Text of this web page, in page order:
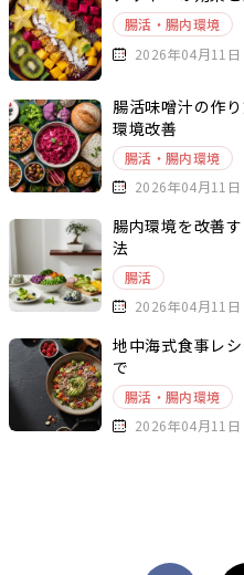
腸活・腸内環境
2026年04月11日
腸活味噌汁の作
環境改善
腸活・腸内環境
2026年04月11日
腸内環境を改善
法
腸活
2026年04月11日
地中海式食事レ
で
腸活・腸内環境
2026年04月11日